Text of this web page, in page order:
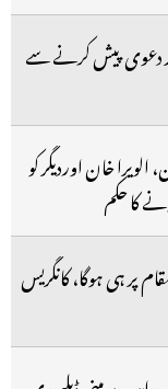
پر دعوی پیش کرنے سے
خان اوردیگر کو
پر ہی ہوگا، کانگریس